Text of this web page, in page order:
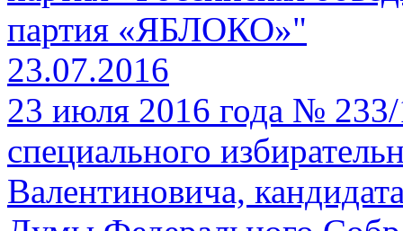
партия «ЯБЛОКО»"
23.07.2016
23 июля 2016 года №
специального
Валентиновича,